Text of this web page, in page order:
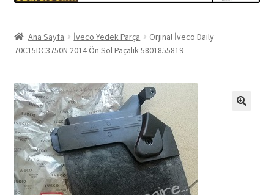
Ana Sayfa İveco Yedek Parça
Orjinal İveco Daily
70C15DC3750N 2014 Ön Sol Paçalık 5801855819